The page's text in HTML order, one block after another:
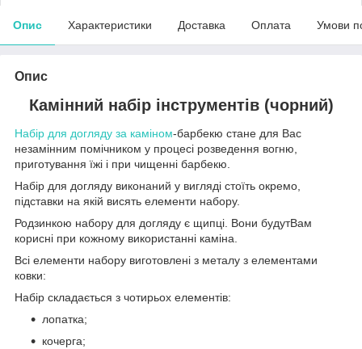
Опис Характеристики Доставка Оплата Умови
Опис
Камінний набір інструментів (чорний)
Набір для догляду за каміном-барбекю стане для Вас
незамінним помічником у процесі розведення вогню,
приготування їжі і при чищенні барбекю.
Набір для догляду виконаний у вигляді стоїть окремо,
підставки на якій висять елементи набору.
Родзинкою набору для догляду є щипці. Вони будутВам
корисні при кожному використанні каміна.
Всі елементи набору виготовлені з металу з елементами
ковки:
Набір складається з чотирьох елементів:
лопатка;
кочерга;